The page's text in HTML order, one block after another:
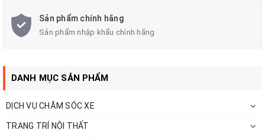
HD 1080p với tốc độ 30fps/s
Camera trước quay với góc rộng 139 độ, camera sau
Được trang bị hẳn chip
cấp của hãng Sony cho hình ảnh rõ nét trong điều
kiện ánh sáng thấp.
Sản phẩm chính hãng
Sản phẩm nhập khẩu chính hãng
DANH MỤC SẢN PHẨM
DỊCH VỤ CHĂM SÓC XE
TRANG TRÍ NỘI THẤT